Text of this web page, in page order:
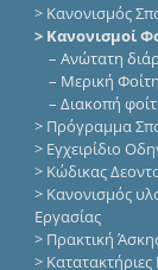
> Κανονισμός
> Κανονισμοί
–Ανώτατη
– Μερική
–Διακοπή
> Πρόγραμμα
> Εγχειρίδιο
> Κώδικας
> Κανονισμός
Εργασίας
> Πρακτική
> Κατατακτήριες